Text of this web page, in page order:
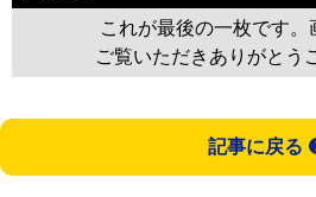
これが最後の一枚です。
ご覧いただきありがとう
記事に戻る